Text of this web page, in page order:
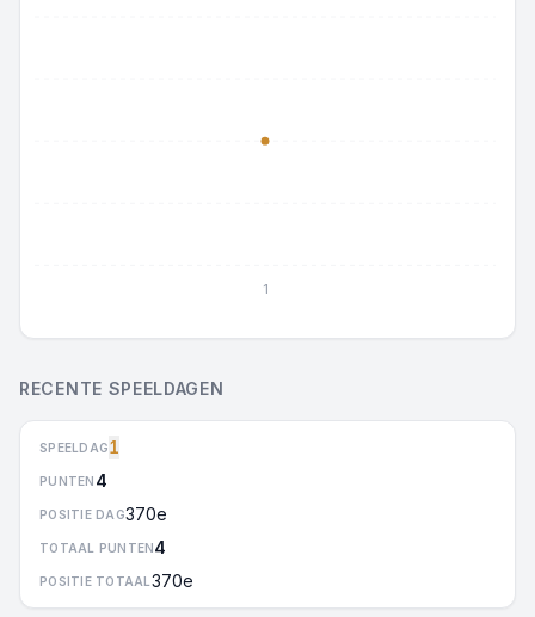
1
RECENTE SPEELDAGEN
SPEELDAG1
PUNTEN 4
POSITIE DAG370e
TOTAAL PUNTEN4
POSITIE TOTAAL 370e